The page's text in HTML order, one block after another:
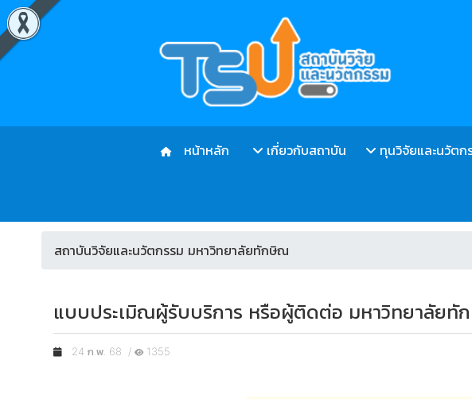
หน้าหลัก เกี่ยวกับสถาบัน ทุนวิจัยและนวัตก
สถาบันวิจัยและนวัตกรรม มหาวิทยาลัยทักษิณ
แบบประเมิณผู้รับบริการ หรือผู้ติดต่อ มหาวิทยาลัยทั
24 ก.พ. 68 / 1355